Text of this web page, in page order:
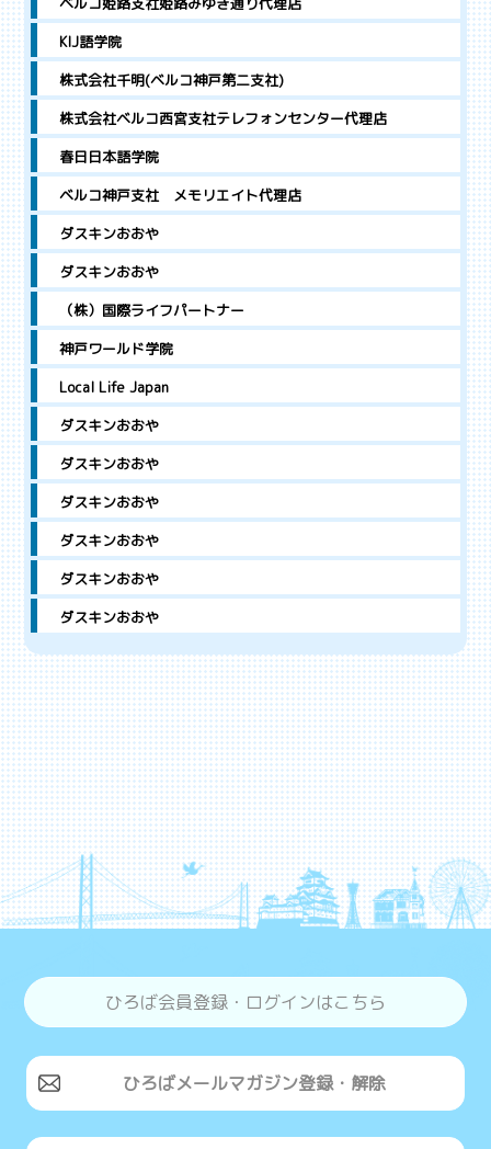
KIJ語学院
株式会社千明(ベルコ神戸第二支社)
株式会社ベルコ西宮支社テレフォンセンター代理店
春日日本語学院
ベルコ神戸支社 メモリエイト代理店
ダスキンおおや
ダスキンおおや
（株）国際ライフパートナー
神戸ワールド学院
Local Life Japan
ダスキンおおや
ダスキンおおや
ダスキンおおや
ダスキンおおや
ダスキンおおや
ダスキンおおや
ひろば会員登録・ログインはこちら
ひろばメールマガジン登録・解除